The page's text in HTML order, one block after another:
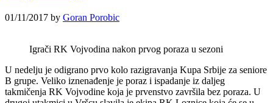
01/11/2017 by Goran Porobic
Igrači RK Vojvodina nakon prvog poraza u sezoni
U nedelju je odigrano prvo kolo razigravanja Kupa Srbije za seniore
B grupe. Veliko iznenađenje je poraz i ispadanje iz daljeg
takmičenja RK Vojvodine koja je prvenstvo završila bez poraza. U